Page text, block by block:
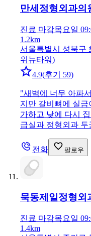
만세정형외과의
진료 마감목요일
1.2km
서울특별시 성북구
위뉴타워)
4.9(후기 59)
"새벽에 너무 아파
지만 갈비뼈에 실금
가하고 낮에 다시
급실과 정형외과 두
전화 팔로우
묵동제일정형외
진료 마감목요일
1.4km